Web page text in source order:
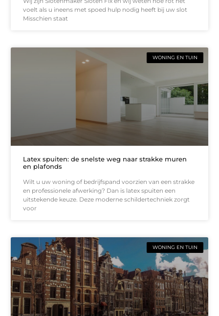
voelt als u ineens met spoed hulp nodig heeft bij uw slot
Misschien staat
WONING EN TUIN
Latex spuiten: de snelste weg naar strakke muren
en plafonds
Wilt u uw woning of bedrijfspand voorzien van een strakke
en professionele afwerking? Dan is latex spuiten een
uitstekende keuze. Deze moderne schildertechniek zorgt
voor
WONING EN TUIN